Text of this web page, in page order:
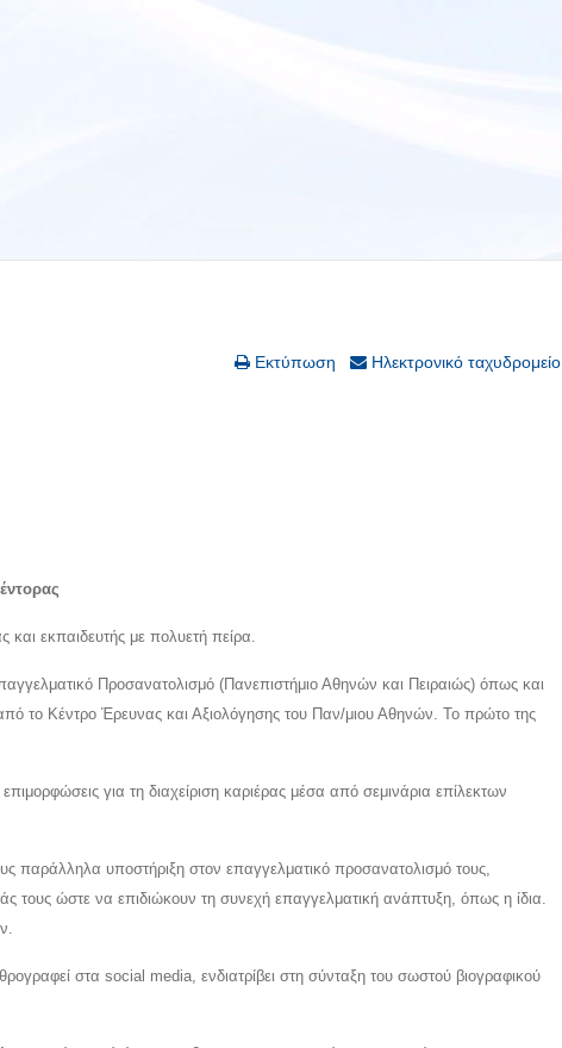
Εκτύπωση Ηλεκτρονικό ταχυδρομείο
εκπαιδευτής με πολυετή πείρα.
Προσανατολισμό (Πανεπιστήμιο Αθηνών και Πειραιώς) όπως και
το Κέντρο Έρευνας και Αξιολόγησης του Παν/μιου Αθηνών. Το πρώτο της
για τη διαχείριση καριέρας μέσα από σεμινάρια επίλεκτων
παράλληλα υποστήριξη στον επαγγελματικό προσανατολισμό τους,
τους ώστε να επιδιώκουν τη συνεχή επαγγελματική ανάπτυξη, όπως η ίδια.
στα social media, ενδιατρίβει στη σύνταξη του σωστού βιογραφικού